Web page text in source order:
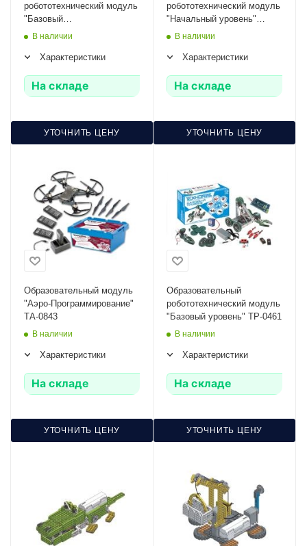
робототехнический модуль
"Базовый
соревновательный
В наличии
Характеристики
На складе
УТОЧНИТЬ ЦЕНУ
робототехнический модуль
"Начальный уровень"
ТР-0262
В наличии
Характеристики
На складе
УТОЧНИТЬ ЦЕНУ
Образовательный модуль
"Аэро-Программирование"
ТА-0843
В наличии
Характеристики
На складе
УТОЧНИТЬ ЦЕНУ
Образовательный
робототехнический модуль
"Базовый уровень" ТР-0461
В наличии
Характеристики
На складе
УТОЧНИТЬ ЦЕНУ